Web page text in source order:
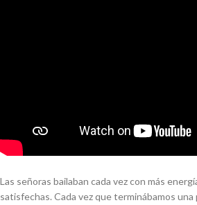
Las señoras bailaban cada vez con más
satisfechas. Cada vez que terminábamos una